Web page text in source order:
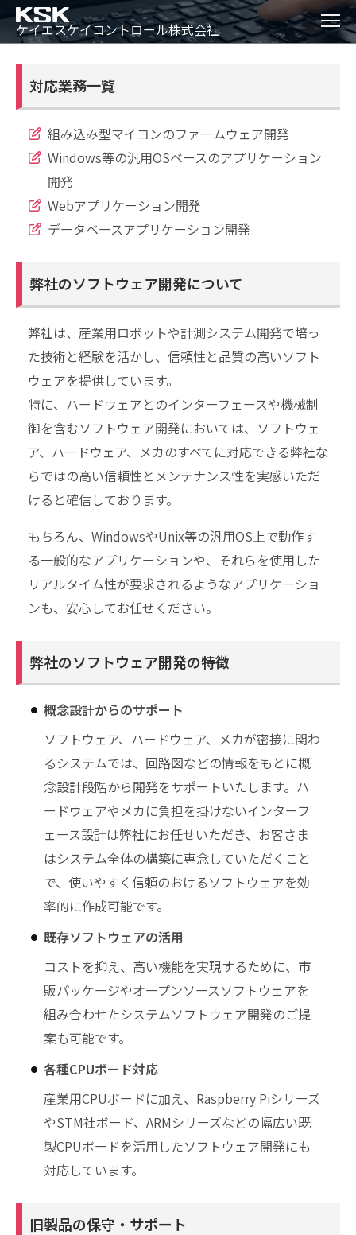
ケイエスケイコントロール株式会社
ソフトウェア開発
対応業務一覧
組み込み型マイコンのファームウェア開発
Windows等の汎用OSベースのアプリケーション
開発
Webアプリケーション開発
データベースアプリケーション開発
弊社のソフトウェア開発について
弊社は、産業用ロボットや計測システム開発で培っ
た技術と経験を活かし、信頼性と品質の高いソフト
ウェアを提供しています。
特に、ハードウェアとのインターフェースや機械制
御を含むソフトウェア開発においては、ソフトウェ
ア、ハードウェア、メカのすべてに対応できる弊社な
らではの高い信頼性とメンテナンス性を実感いただ
けると確信しております。
もちろん、WindowsやUnix等の汎用OS上で動作す
る一般的なアプリケーションや、それらを使用した
リアルタイム性が要求されるようなアプリケーショ
ンも、安心してお任せください。
弊社のソフトウェア開発の特徴
概念設計からのサポート
ソフトウェア、ハードウェア、メカが密接に関わ
るシステムでは、回路図などの情報をもとに概
念設計段階から開発をサポートいたします。ハ
ードウェアやメカに負担を掛けないインターフ
ェース設計は弊社にお任せいただき、お客さま
はシステム全体の構築に専念していただくこと
で、使いやすく信頼のおけるソフトウェアを効
率的に作成可能です。
既存ソフトウェアの活用
コストを抑え、高い機能を実現するために、市
販パッケージやオープンソースソフトウェアを
組み合わせたシステムソフトウェア開発のご提
案も可能です。
各種CPUボード対応
産業用CPUボードに加え、Raspberry Piシリーズ
やSTM社ボード、ARMシリーズなどの幅広い既
製CPUボードを活用したソフトウェア開発にも
対応しています。
旧製品の保守・サポート